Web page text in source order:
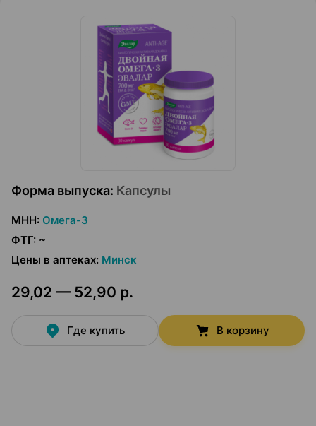
Форма выпуска: Капсулы
МНН: Омега-3
ФТГ: ~
Цены в аптеках: Минск
29,02 — 52,90 р.
Где купить В корзину